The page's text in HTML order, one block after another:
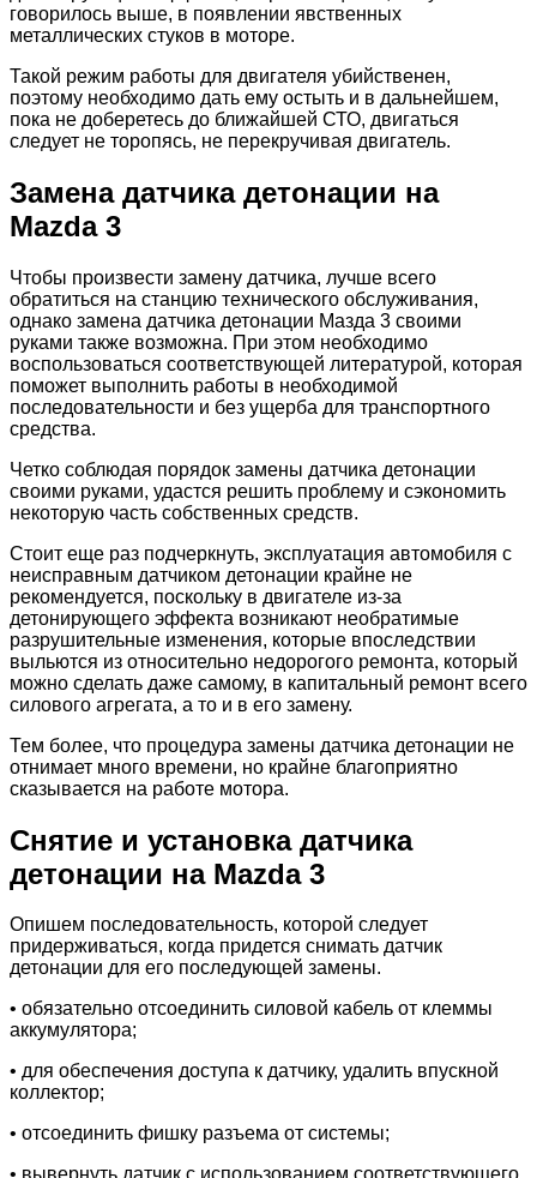
говорилось выше, в появлении явственных
металлических стуков в моторе.
Такой режим работы для двигателя убийственен,
поэтому необходимо дать ему остыть и в дальнейшем,
пока не доберетесь до ближайшей СТО, двигаться
следует не торопясь, не перекручивая двигатель.
Замена датчика детонации на
Mazda 3
Чтобы произвести замену датчика, лучше всего
обратиться на станцию технического обслуживания,
однако замена датчика детонации Мазда 3 своими
руками также возможна. При этом необходимо
воспользоваться соответствующей литературой, которая
поможет выполнить работы в необходимой
последовательности и без ущерба для транспортного
средства.
Четко соблюдая порядок замены датчика детонации
своими руками, удастся решить проблему и сэкономить
некоторую часть собственных средств.
Стоит еще раз подчеркнуть, эксплуатация автомобиля с
неисправным датчиком детонации крайне не
рекомендуется, поскольку в двигателе из-за
детонирующего эффекта возникают необратимые
разрушительные изменения, которые впоследствии
выльются из относительно недорогого ремонта, который
можно сделать даже самому, в капитальный ремонт всего
силового агрегата, а то и в его замену.
Тем более, что процедура замены датчика детонации не
отнимает много времени, но крайне благоприятно
сказывается на работе мотора.
Снятие и установка датчика
детонации на Mazda 3
Опишем последовательность, которой следует
придерживаться, когда придется снимать датчик
детонации для его последующей замены.
• обязательно отсоединить силовой кабель от клеммы
аккумулятора;
• для обеспечения доступа к датчику, удалить впускной
коллектор;
• отсоединить фишку разъема от системы;